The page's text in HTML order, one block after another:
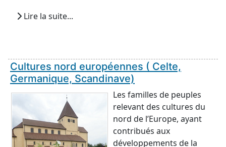
Lire la suite...
Cultures nord européennes ( Celte,
Germanique, Scandinave)
Les familles de peuples
relevant des cultures du
nord de l’Europe, ayant
contribués aux
développements de la